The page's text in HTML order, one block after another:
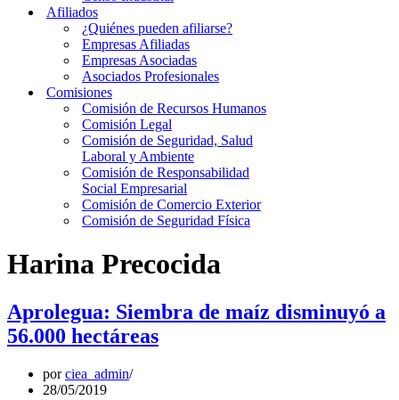
Afiliados
¿Quiénes pueden afiliarse?
Empresas Afiliadas
Empresas Asociadas
Asociados Profesionales
Comisiones
Comisión de Recursos Humanos
Comisión Legal
Comisión de Seguridad, Salud
Laboral y Ambiente
Comisión de Responsabilidad
Social Empresarial
Comisión de Comercio Exterior
Comisión de Seguridad Física
Harina Precocida
Aprolegua: Siembra de maíz disminuyó a
56.000 hectáreas
porciea_admin
28/05/2019